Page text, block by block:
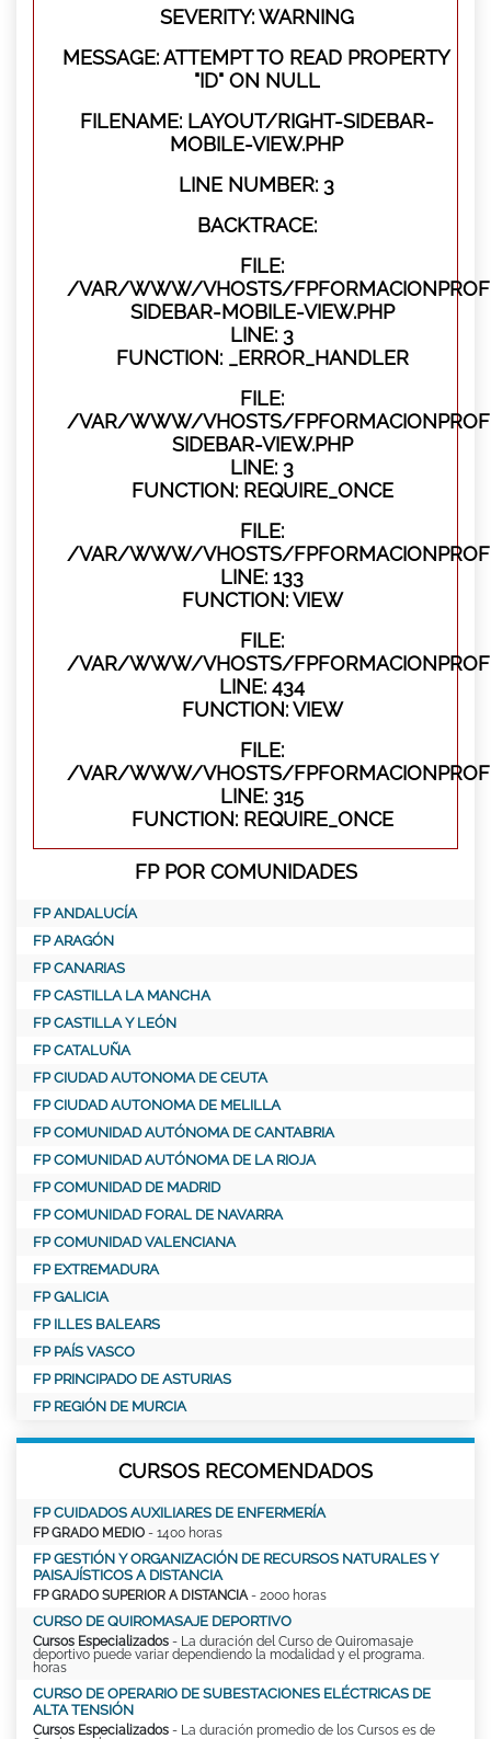
SEVERITY: WARNING
MESSAGE: ATTEMPT TO READ PROPERTY
"ID" ON NULL
FILENAME: LAYOUT/RIGHT-SIDEBAR-
MOBILE-VIEW.PHP
LINE NUMBER: 3
BACKTRACE:
FILE:
/VAR/WWW/VHOSTS/
SIDEBAR-MOBILE-VIEW.PHP
LINE: 3
FUNCTION: _ERROR_HANDLER
FILE:
/VAR/WWW/VHOSTS/
SIDEBAR-VIEW.PHP
LINE: 3
FUNCTION: REQUIRE_ONCE
FILE:
/VAR/WWW/VHOSTS/
LINE: 133
FUNCTION: VIEW
FILE:
/VAR/WWW/VHOSTS/
LINE: 434
FUNCTION: VIEW
FILE:
/VAR/WWW/VHOSTS/
LINE: 315
FUNCTION: REQUIRE_ONCE
FP POR COMUNIDADES
FP ANDALUCÍA
FP ARAGÓN
FP CANARIAS
FP CASTILLA LA MANCHA
FP CASTILLA Y LEÓN
FP CATALUÑA
FP CIUDAD AUTONOMA DE CEUTA
FP CIUDAD AUTONOMA DE MELILLA
FP COMUNIDAD AUTÓNOMA DE CANTABRIA
FP COMUNIDAD AUTÓNOMA DE LA RIOJA
FP COMUNIDAD DE MADRID
FP COMUNIDAD FORAL DE NAVARRA
FP COMUNIDAD VALENCIANA
FP EXTREMADURA
FP GALICIA
FP ILLES BALEARS
FP PAÍS VASCO
FP PRINCIPADO DE ASTURIAS
FP REGIÓN DE MURCIA
CURSOS RECOMENDADOS
FP CUIDADOS AUXILIARES DE ENFERMERÍA
FP GRADO MEDIO - 1400 horas
FP GESTIÓN Y ORGANIZACIÓN DE RECURSOS NATURALES Y
PAISAJÍSTICOS A DISTANCIA
FP GRADO SUPERIOR A DISTANCIA - 2000 horas
CURSO DE QUIROMASAJE DEPORTIVO
Cursos Especializados - La duración del Curso de Quiromasaje
deportivo puede variar dependiendo la modalidad y el programa.
horas
CURSO DE OPERARIO DE SUBESTACIONES ELÉCTRICAS DE
ALTA TENSIÓN
Cursos Especializados - La duración promedio de los Cursos es de